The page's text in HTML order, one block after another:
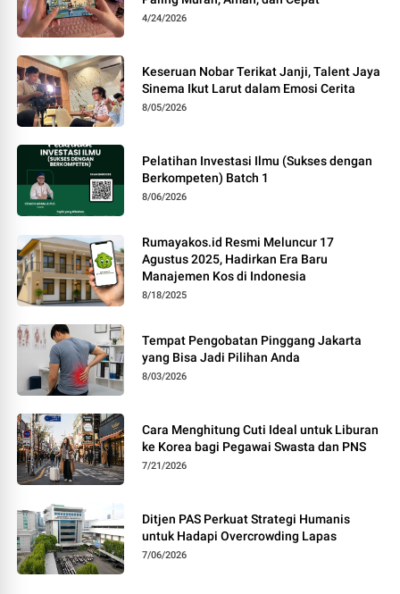
4/24/2026
Keseruan Nobar Terikat Janji, Talent Jaya
Sinema Ikut Larut dalam Emosi Cerita
8/05/2026
Pelatihan Investasi Ilmu (Sukses dengan
Berkompeten) Batch 1
8/06/2026
Rumayakos.id Resmi Meluncur 17
Agustus 2025, Hadirkan Era Baru
Manajemen Kos di Indonesia
8/18/2025
Tempat Pengobatan Pinggang Jakarta
yang Bisa Jadi Pilihan Anda
8/03/2026
Cara Menghitung Cuti Ideal untuk Liburan
ke Korea bagi Pegawai Swasta dan PNS
7/21/2026
Ditjen PAS Perkuat Strategi Humanis
untuk Hadapi Overcrowding Lapas
7/06/2026